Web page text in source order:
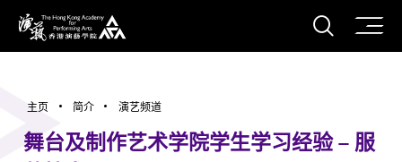
香港演艺学院
打开
主页 简介 演艺频道
舞台及制作艺术学院学生学习经验 – 服